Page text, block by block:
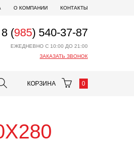
О КОМПАНИИ КОНТАКТЫ
8 (985) 540-37-87
ЕЖЕДНЕВНО С 10:00 ДО 21:00
ЗАКАЗАТЬ ЗВОНОК
КОРЗИНА 0